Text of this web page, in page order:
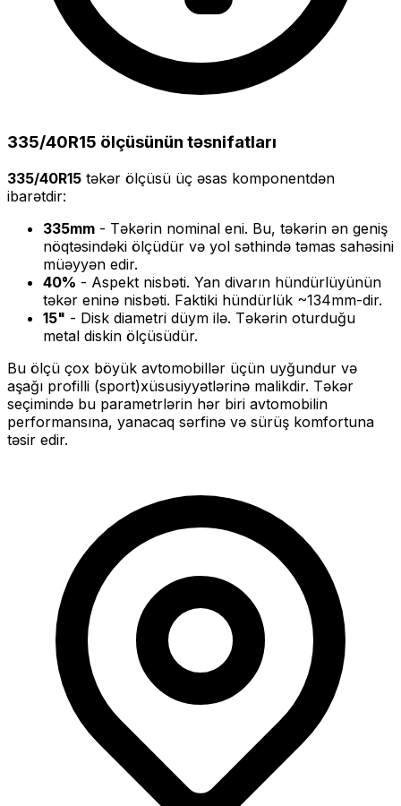
335/40R15 ölçüsünün təsnifatları
335/40R15 təkər ölçüsü üç əsas komponentdən
ibarətdir:
335mm - Təkərin nominal eni. Bu, təkərin ən geniş
nöqtəsindəki ölçüdür və yol səthində təmas sahəsini
müəyyən edir.
40% - Aspekt nisbəti. Yan divarın hündürlüyünün
təkər eninə nisbəti. Faktiki hündürlük ~134mm-dir.
15" - Disk diametri düym ilə. Təkərin oturduğu
metal diskin ölçüsüdür.
Bu ölçü çox böyük avtomobillər üçün uyğundur və
aşağı profilli (sport)xüsusiyyətlərinə malikdir. Təkər
seçimində bu parametrlərin hər biri avtomobilin
performansına, yanacaq sərfinə və sürüş komfortuna
təsir edir.